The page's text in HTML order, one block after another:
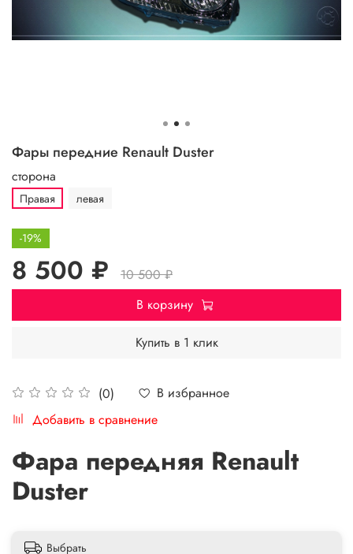
Фары передние Renault Duster
(0)
В избранное
Добавить в сравнение
сторона
Правая левая
-19%
8 500 ₽
10 500 ₽
В корзину
Купить в 1 клик
Фара передняя Renault
Duster
Выбрать